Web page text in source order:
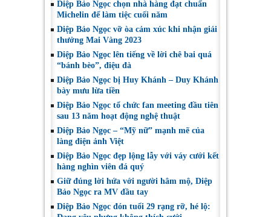
Diệp Bảo Ngọc chọn nhà hàng đạt chuẩn
Michelin để làm tiệc cuối năm
Diệp Bảo Ngọc vỡ òa cảm xúc khi nhận giải
thưởng Mai Vàng 2023
Diệp Bảo Ngọc lên tiếng về lời chê bai quá
“bánh bèo”, điệu đà
Diệp Bảo Ngọc bị Huy Khánh – Duy Khánh
bày mưu lừa tiền
Diệp Bảo Ngọc tổ chức fan meeting đầu tiên
sau 13 năm hoạt động nghệ thuật
Diệp Bảo Ngọc – “Mỹ nữ” mạnh mẽ của
làng điện ảnh Việt
Diệp Bảo Ngọc đẹp lộng lẫy với váy cưới kết
hàng nghìn viên đá quý
Giữ đúng lời hứa với người hâm mộ, Diệp
Bảo Ngọc ra MV đầu tay
Diệp Bảo Ngọc đón tuổi 29 rạng rỡ, hé lộ: